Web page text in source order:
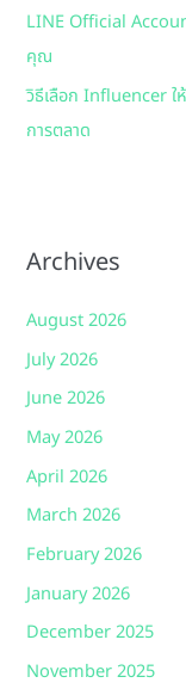
LINE Official
คุณ
วิธีเลือก Influencer ใ
การตลาด
Archives
August 2026
July 2026
June 2026
May 2026
April 2026
March 2026
February 2026
January 2026
December 2025
November 2025